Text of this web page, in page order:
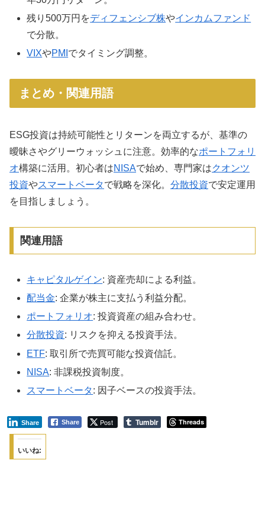
残り500万円をディフェンシブ株やインカムファンド
で分散。
VIXやPMI でタイミング調整。
まとめ・関連用語
ESG投資は持続可能性とリターンを両立するが、基準の
曖昧さやグリーウォッシュに注意。効率的なポートフォリ
オ構築に活用。初心者はNISAで始め、専門家はクオンツ
投資やスマートベータで戦略を深化。 分散投資で安定運用
を目指しましょう。
関連用語
キャピタルゲイン: 資産売却による利益。
配当金: 企業が株主に支払う利益分配。
ポートフォリオ: 投資資産の組み合わせ。
分散投資: リスクを抑える投資手法。
ETF: 取引所で売買可能な投資信託。
NISA: 非課税投資制度。
スマートベータ: 因子ベースの投資手法。
Share Post
Share Tumblr Threads
いいね: